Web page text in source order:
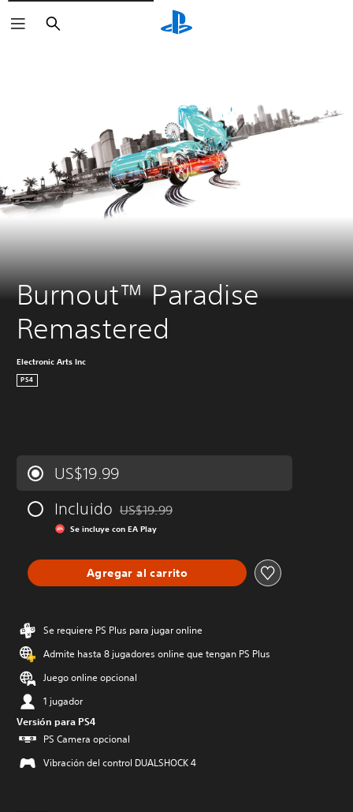
Buscar
Burnout™ Paradise
Remastered
Electronic Arts Inc
PS4
US$19.99
Incluido Rebajado del precio original de US$19.99
US$19.99
Se incluye con EA Play
Agregar al carrito
Se requiere PS Plus para jugar online
Admite hasta 8 jugadores online que tengan PS Plus
Juego online opcional
1 jugador
Versión para PS4
PS Camera opcional
Vibración del control DUALSHOCK 4